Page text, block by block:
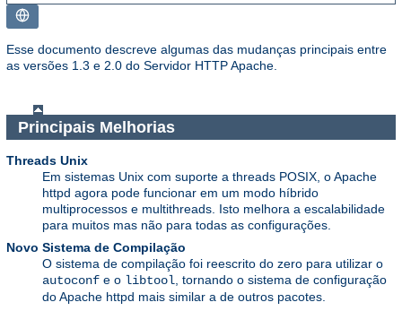
Esse documento descreve algumas das mudanças principais entre
as versões 1.3 e 2.0 do Servidor HTTP Apache.
Principais Melhorias
Threads Unix
Em sistemas Unix com suporte a threads POSIX, o Apache
httpd agora pode funcionar em um modo híbrido
multiprocessos e multithreads. Isto melhora a escalabilidade
para muitos mas não para todas as configurações.
Novo Sistema de Compilação
O sistema de compilação foi reescrito do zero para utilizar o
autoconf e o libtool , tornando o sistema de configuração
do Apache httpd mais similar a de outros pacotes.